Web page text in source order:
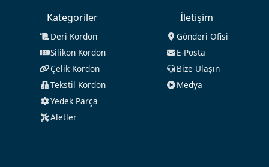
Kategoriler
Deri Kordon
Silikon Kordon
Çelik Kordon
Tekstil Kordon
Yedek Parça
Aletler
İletişim
Gönderi Ofisi
E-Posta
Bize Ulaşın
Medya